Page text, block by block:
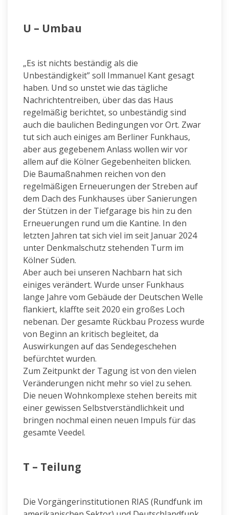
U – Umbau
„Es ist nichts beständig als die
Unbeständigkeit” soll Immanuel Kant gesagt
haben. Und so unstet wie das tägliche
Nachrichtentreiben, über das das Haus
regelmäßig berichtet, so unbeständig sind
auch die baulichen Bedingungen vor Ort. Zwar
tut sich auch einiges am Berliner Funkhaus,
aber aus gegebenem Anlass wollen wir vor
allem auf die Kölner Gegebenheiten blicken.
Die Baumaßnahmen reichen von den
regelmäßigen Erneuerungen der Streben auf
dem Dach des Funkhauses über Sanierungen
der Stützen in der Tiefgarage bis hin zu den
Erneuerungen rund um die Kantine. In den
letzten Jahren tat sich viel im seit Januar 2024
unter Denkmalschutz stehenden Turm im
Kölner Süden.
Aber auch bei unseren Nachbarn hat sich
einiges verändert. Wurde unser Funkhaus
lange Jahre vom Gebäude der Deutschen Welle
flankiert, klaffte seit 2020 ein großes Loch
nebenan. Der gesamte Rückbau Prozess wurde
von Beginn an kritisch begleitet, da
Auswirkungen auf das Sendegeschehen
befürchtet wurden.
Zum Zeitpunkt der Tagung ist von den vielen
Veränderungen nicht mehr so viel zu sehen.
Die neuen Wohnkomplexe stehen bereits mit
einer gewissen Selbstverständlichkeit und
bringen nochmal einen neuen Impuls für das
gesamte Veedel.
T – Teilung
Die Vorgängerinstitutionen RIAS (Rundfunk im